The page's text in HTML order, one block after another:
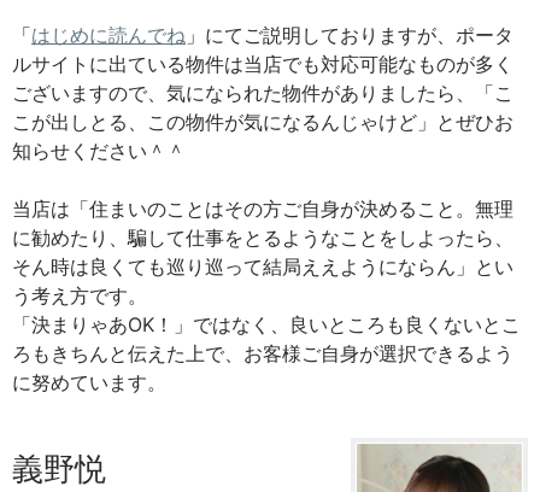
「はじめに読んでね 」にてご説明しておりますが、ポータ
ルサイトに出ている物件は当店でも対応可能なものが多く
ございますので、気になられた物件がありましたら、「こ
こが出しとる、この物件が気になるんじゃけど」とぜひお
知らせください＾＾
当店は「住まいのことはその方ご自身が決めること。無理
に勧めたり、騙して仕事をとるようなことをしよったら、
そん時は良くても巡り巡って結局ええようにならん」とい
う考え方です。
「決まりゃあOK！」ではなく、良いところも良くないとこ
ろもきちんと伝えた上で、お客様ご自身が選択できるよう
に努めています。
義野悦